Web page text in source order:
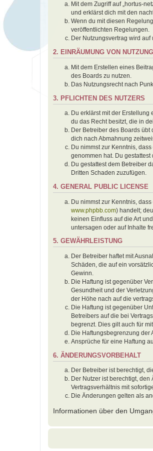
Mit dem Zugriff auf „hortus-
und erklärst dich mit den
Wenn du mit diesen
veröffentlichten Regelungen.
Der Nutzungsvertrag wird
2. EINRÄUMUNG VON
Mit dem Erstellen eines
des Boards zu nutzen.
Das Nutzungsrecht nach
3. PFLICHTEN DES NUTZERS
Du erklärst mit der
du das Recht besitzt, die in
Der Betreiber des Boards
dich nach Abmahnung
Du nimmst zur Kenntnis,
genommen hat. Du gestattest
Du gestattest dem Betreiber
Dritten Schaden zuzufügen.
4. GENERAL PUBLIC LICENSE
Du nimmst zur Kenntnis, dass
www.phpbb.com) handelt;
keinen Einfluss auf die Art
untersagen oder auf Inhalte
5. GEWÄHRLEISTUNG
Der Betreiber haftet mit
Schäden, die auf ein
Gewinn.
Die Haftung ist gegenüber
Gesundheit und der
der Höhe nach auf die
Die Haftung ist gegenüber
Betreibers auf die bei
begrenzt. Dies gilt auch für
Die Haftungsbegrenzung der
Ansprüche für eine Haftung
6. ÄNDERUNGSVORBEHALT
Der Betreiber ist berechtigt,
Der Nutzer ist berechtigt,
Vertragsverhältnis mit
Die Änderungen gelten als
Informationen über den